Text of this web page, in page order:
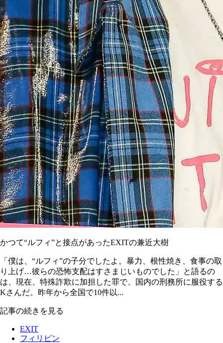
かつて“ルフィ”と接点があったEXITの兼近大樹
「僕は、“ルフィ”の子分でしたよ。暴力、根性焼き、食事の取
り上げ…彼らの恐怖支配はすさまじいものでした」と語るの
は、現在、特殊詐欺に加担した罪で、国内の刑務所に服役する
Kさんだ。昨年から全国で10件以...
記事の続きを見る
EXIT
フィリピン